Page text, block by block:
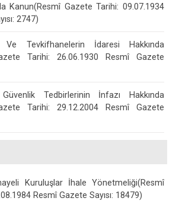
Kanun(Resmî Gazete Tarihi: 09.07.1934
2747)
Tevkifhanelerin İdaresi Hakkında
Tarihi: 26.06.1930 Resmî Gazete
Tedbirlerinin İnfazı Hakkında
Tarihi: 29.12.2004 Resmî Gazete
Kuruluşlar İhale Yönetmeliği(Resmî
Resmî Gazete Sayısı: 18479)